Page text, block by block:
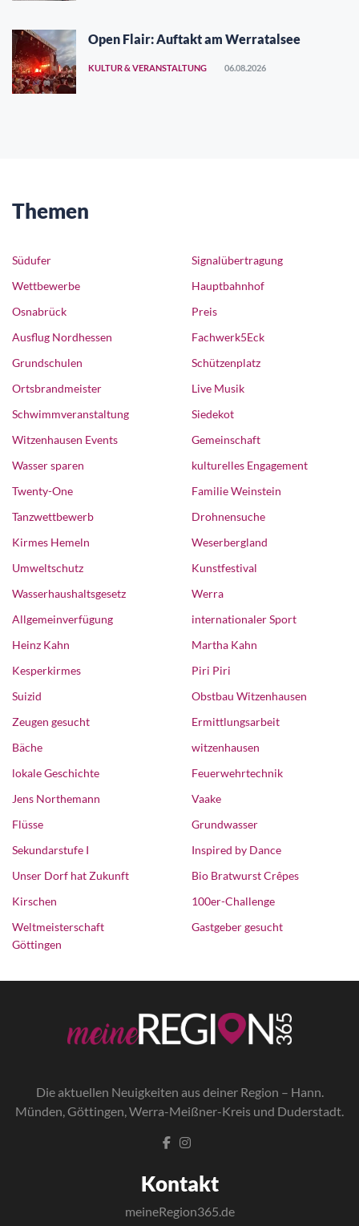
Open Flair: Auftakt am Werratalsee
KULTUR & VERANSTALTUNG 06.08.2026
Themen
Südufer
Wettbewerbe
Osnabrück
Ausflug Nordhessen
Grundschulen
Ortsbrandmeister
Schwimmveranstaltung
Witzenhausen Events
Wasser sparen
Signalübertragung
Hauptbahnhof
Preis
Fachwerk5Eck
Schützenplatz
Live Musik
Siedekot
Gemeinschaft
kulturelles Engagement
Twenty-One
Tanzwettbewerb
Kirmes Hemeln
Umweltschutz
Wasserhaushaltsgesetz
Allgemeinverfügung
Heinz Kahn
Kesperkirmes
Suizid
Familie Weinstein
Drohnensuche
Weserbergland
Kunstfestival
Werra
internationaler Sport
Martha Kahn
Piri Piri
Obstbau Witzenhausen
Zeugen gesucht
Bäche
lokale Geschichte
Jens Northemann
Flüsse
Sekundarstufe I
Unser Dorf hat Zukunft
Kirschen
Weltmeisterschaft
Göttingen
Ermittlungsarbeit
witzenhausen
Feuerwehrtechnik
Vaake
Grundwasser
Inspired by Dance
Bio Bratwurst Crêpes
100er-Challenge
Gastgeber gesucht
Die aktuellen Neuigkeiten aus deiner Region – Hann.
Münden, Göttingen, Werra-Meißner-Kreis und Duderstadt.
Kontakt
meineRegion365.de